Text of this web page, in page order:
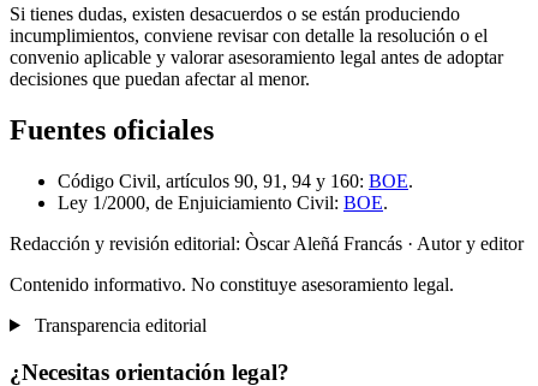
Si tienes dudas, existen desacuerdos o se están produciendo
incumplimientos, conviene revisar con detalle la resolución o el
convenio aplicable y valorar asesoramiento legal antes de adoptar
decisiones que puedan afectar al menor.
Fuentes oficiales
Código Civil, artículos 90, 91, 94 y 160: BOE.
Ley 1/2000, de Enjuiciamiento Civil: BOE.
Redacción y revisión editorial: Òscar Aleñá Francás · Autor y editor
Contenido informativo. No constituye asesoramiento legal.
Transparencia editorial
¿Necesitas orientación legal?